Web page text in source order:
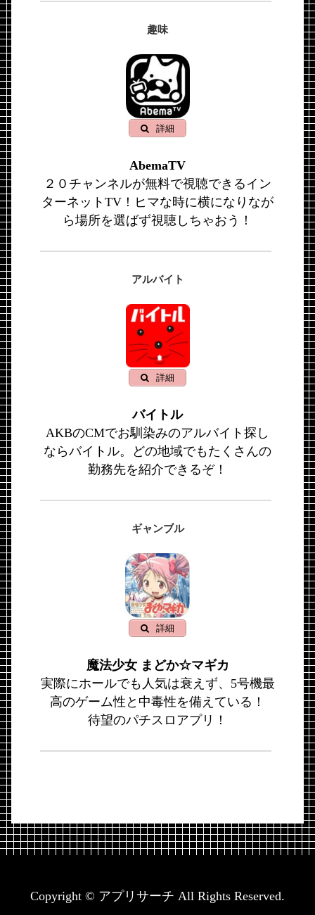
趣味
詳細
AbemaTV
２０チャンネルが無料で視聴できるイン
ターネットTV！ヒマな時に横になりなが
ら場所を選ばず視聴しちゃおう！
アルバイト
詳細
バイトル
AKBのCMでお馴染みのアルバイト探し
ならバイトル。どの地域でもたくさんの
勤務先を紹介できるぞ！
ギャンブル
詳細
魔法少女 まどか☆マギカ
実際にホールでも人気は衰えず、5号機最
高のゲーム性と中毒性を備えている！
待望のパチスロアプリ！
Copyright © アプリサーチ All Rights Reserved.